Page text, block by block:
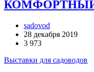
КОМФОРТНЫЙ
sadovod
28 декабря 2019
3 973
Выставки для садоводов